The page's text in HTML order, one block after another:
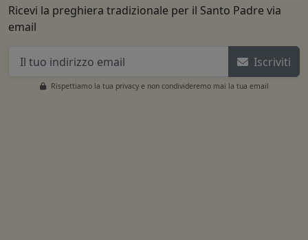
Ricevi la preghiera tradizionale per il Santo Padre via
email
Iscriviti
Rispettiamo la tua privacy e non condivideremo mai la tua email